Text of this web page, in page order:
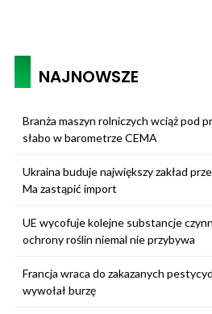
NAJNOWSZE
Branża maszyn rolniczych wciąż pod
słabo w barometrze CEMA
Ukraina buduje największy zakład
Ma zastąpić import
UE wycofuje kolejne substancje
ochrony roślin niemal nie przybywa
Francja wraca do zakazanych
wywołał burzę